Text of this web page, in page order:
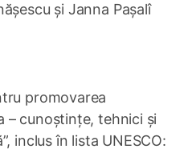
și Janna Pașalî
promovarea
– cunoștințe, tehnici și
inclus în lista UNESCO: